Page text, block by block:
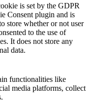
is set by the GDPR
Consent plugin and is
store whether or not user
to the use of
It does not store any
data.
functionalities like
media platforms, collect